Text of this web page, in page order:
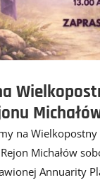
na
Michałów
Annuarity